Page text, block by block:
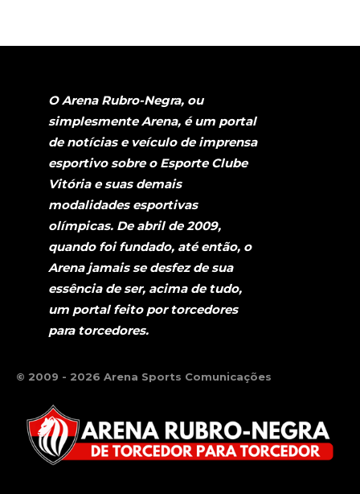
O Arena Rubro-Negra, ou
simplesmente Arena, é um portal
de notícias e veículo de imprensa
esportivo sobre o Esporte Clube
Vitória e suas demais
modalidades esportivas
olímpicas. De abril de 2009,
quando foi fundado, até então, o
Arena jamais se desfez de sua
essência de ser, acima de tudo,
um portal feito por torcedores
para torcedores.
© 2009 - 2026 Arena Sports Comunicações